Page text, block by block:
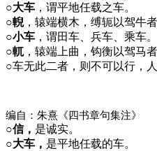
○大车 ，谓平地任载之车。
○輗，辕端横木，缚轭以驾牛者
○小车 ，谓田车、兵车、乘车。
○軏，辕端上曲，钩衡以驾马者
○车无此二者，则不可以行，
编自：朱熹《四书章句集注》
○信， 是诚实。
○大车， 是平地任载的车。